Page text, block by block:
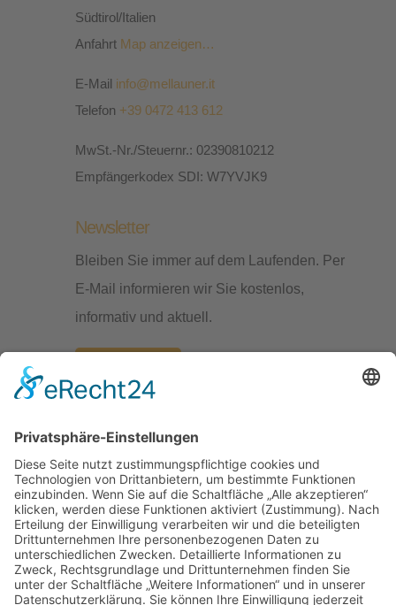
Südtirol/Italien
Anfahrt Map anzeigen…
E-Mail info@mellauner.it
Telefon +39 0472 413 612
MwSt.-Nr./Steuernr.: 02390810212
Empfängerkodex SDI: W7YVJK9
Newsletter
Bleiben Sie immer auf dem Laufenden. Per
E-Mail informieren wir Sie kostenlos,
informativ und aktuell.